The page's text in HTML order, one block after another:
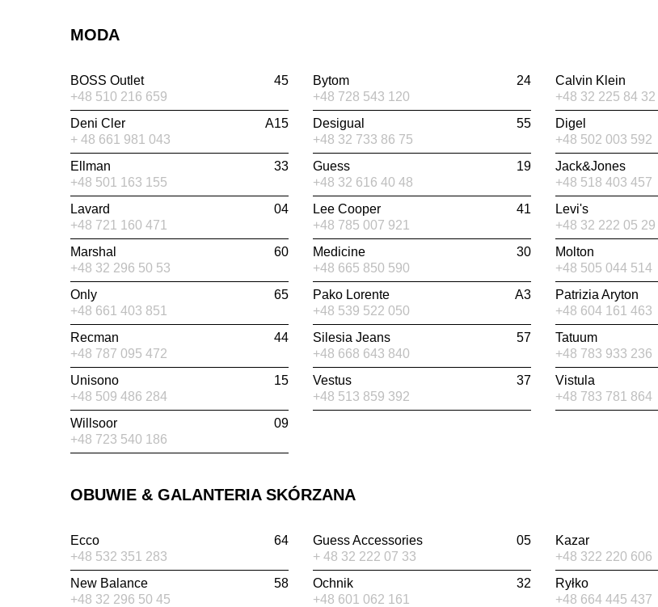
MODA
BOSS Outlet
45
+48 510 216 659
Bytom
24
+48 728 543 120
Calvin Klein
+48 32 225 84 32
Deni Cler
A15
+ 48 661 981 043
Desigual
55
+48 32 733 86 75
Digel
+48 502 003 592
Ellman
33
+48 501 163 155
Guess
19
+48 32 616 40 48
Jack&Jones
+48 518 403 457
Lavard
04
+48 721 160 471
Lee Cooper
41
+48 785 007 921
Levi's
+48 32 222 05 29
Marshal
60
+48 32 296 50 53
Medicine
30
+48 665 850 590
Molton
+48 505 044 514
Only
65
+48 661 403 851
Pako Lorente
A3
+48 539 522 050
Patrizia Aryton
+48 604 161 463
Recman
44
+48 787 095 472
Silesia Jeans
57
+48 668 643 840
Tatuum
+48 783 933 236
Unisono
15
+48 509 486 284
Vestus
37
+48 513 859 392
Vistula
+48 783 781 864
Willsoor
09
+48 723 540 186
OBUWIE & GALANTERIA SKÓRZANA
Ecco
64
+48 532 351 283
Guess Accessories
05
+ 48 32 222 07 33
Kazar
+48 322 220 606
New Balance
58
+48 32 296 50 45
Ochnik
32
+48 601 062 161
Ryłko
+48 664 445 437